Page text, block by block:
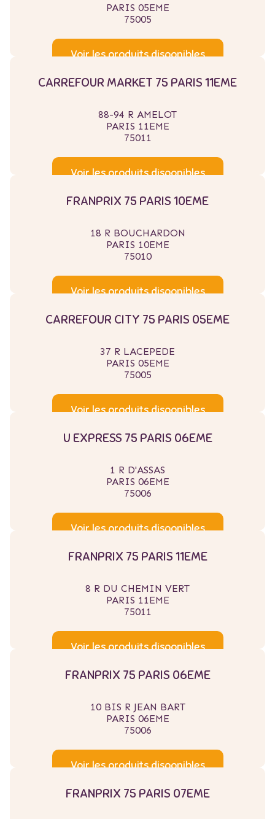
PARIS 05EME
75005
Voir les produits disponibles
CARREFOUR MARKET 75 PARIS 11EME
88-94 R AMELOT
PARIS 11EME
75011
Voir les produits disponibles
FRANPRIX 75 PARIS 10EME
18 R BOUCHARDON
PARIS 10EME
75010
Voir les produits disponibles
CARREFOUR CITY 75 PARIS 05EME
37 R LACEPEDE
PARIS 05EME
75005
Voir les produits disponibles
U EXPRESS 75 PARIS 06EME
1 R D'ASSAS
PARIS 06EME
75006
Voir les produits disponibles
FRANPRIX 75 PARIS 11EME
8 R DU CHEMIN VERT
PARIS 11EME
75011
Voir les produits disponibles
FRANPRIX 75 PARIS 06EME
10 BIS R JEAN BART
PARIS 06EME
75006
Voir les produits disponibles
FRANPRIX 75 PARIS 07EME